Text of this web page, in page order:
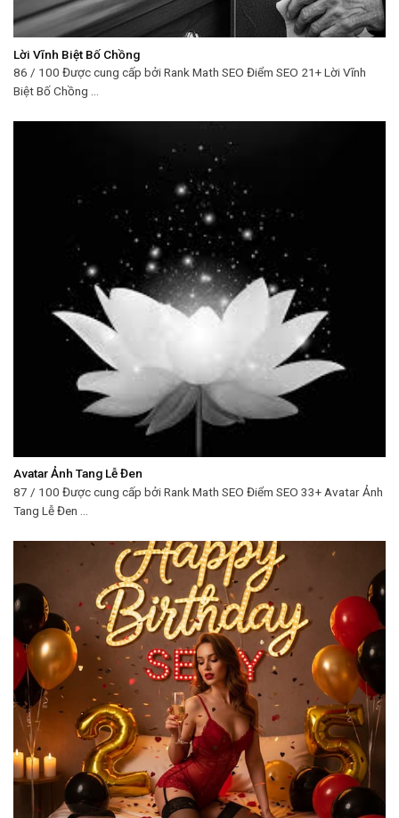
Lời Vĩnh Biệt Bố Chồng
86 / 100 Được cung cấp bởi Rank Math SEO Điểm SEO 21+ Lời Vĩnh
Biệt Bố Chồng ...
Avatar Ảnh Tang Lễ Đen
87 / 100 Được cung cấp bởi Rank Math SEO Điểm SEO 33+ Avatar Ảnh
Tang Lễ Đen ...